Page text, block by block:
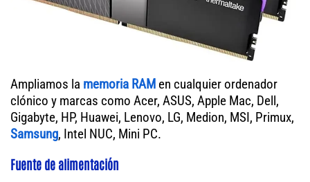
Ampliamos la memoria RAM en cualquier ordenador
clónico y marcas como Acer, ASUS, Apple Mac, Dell,
Gigabyte, HP, Huawei, Lenovo, LG, Medion, MSI, Primux,
Samsung, Intel NUC, Mini PC.
Fuente de alimentación